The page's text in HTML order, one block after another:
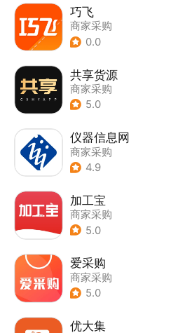
巧飞
商家采购
0.0
共享货源
商家采购
5.0
仪器信息网
商家采购
4.9
加工宝
商家采购
5.0
爱采购
商家采购
5.0
优大集